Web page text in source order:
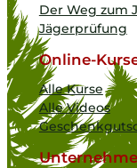
Der Weg zum
Jägerprüfung
Online-
Alle Kurse
Alle Videos